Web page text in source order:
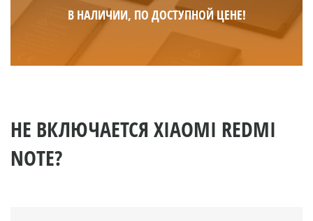
В НАЛИЧИИ, ПО ДОСТУПНОЙ ЦЕНЕ!
НЕ ВКЛЮЧАЕТСЯ XIAOMI REDMI
NOTE?